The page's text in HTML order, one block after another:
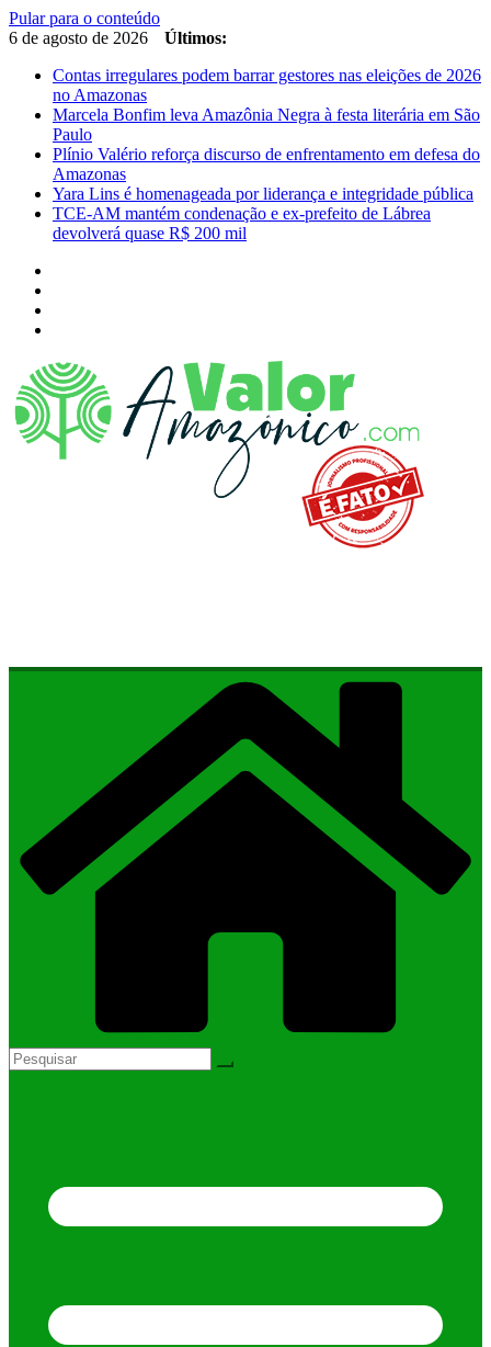
Pular para o conteúdo
6 de agosto de 2026
Últimos:
Contas irregulares podem barrar gestores nas eleições de 2026
no Amazonas
Marcela Bonfim leva Amazônia Negra à festa literária em São
Paulo
Plínio Valério reforça discurso de enfrentamento em defesa do
Amazonas
Yara Lins é homenageada por liderança e integridade pública
TCE-AM mantém condenação e ex-prefeito de Lábrea
devolverá quase R$ 200 mil